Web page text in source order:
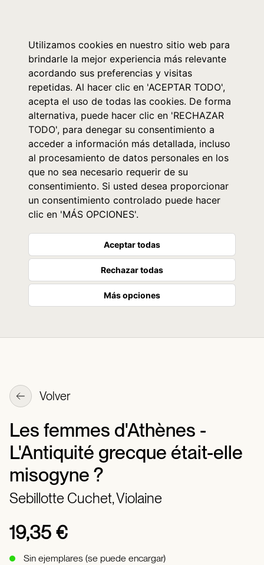
Utilizamos cookies en nuestro sitio web para
brindarle la mejor experiencia más relevante
acordando sus preferencias y visitas
repetidas. Al hacer clic en 'ACEPTAR TODO',
acepta el uso de todas las cookies. De forma
alternativa, puede hacer clic en 'RECHAZAR
TODO', para denegar su consentimiento a
acceder a información más detallada, incluso
al procesamiento de datos personales en los
que no sea necesario requerir de su
consentimiento. Si usted desea proporcionar
un consentimiento controlado puede hacer
clic en 'MÁS OPCIONES'.
Aceptar todas
Rechazar todas
Más opciones
Volver
Les femmes d'Athènes -
L'Antiquité grecque était-elle
misogyne ?
Sebillotte Cuchet, Violaine
19,35 €
Sin ejemplares (se puede encargar)